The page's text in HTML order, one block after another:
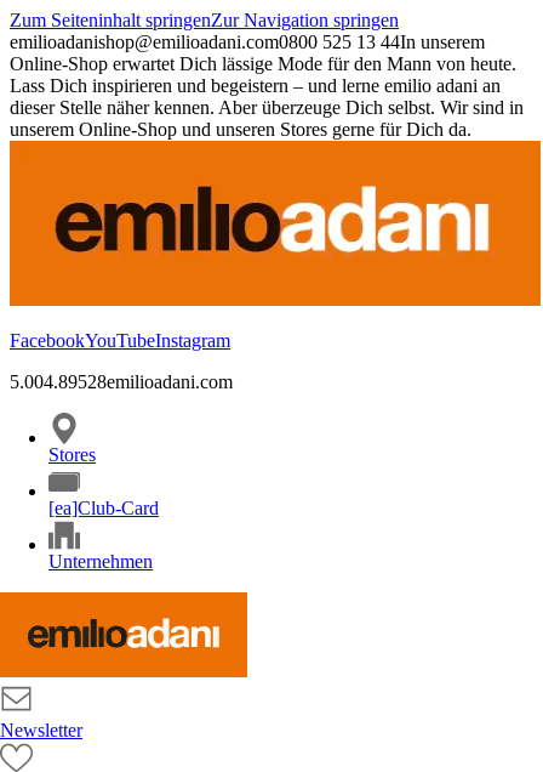
Zum Seiteninhalt springenZur Navigation springen
emilioadanishop@emilioadani.com0800 525 13 44In unserem
Online-Shop erwartet Dich lässige Mode für den Mann von heute.
Lass Dich inspirieren und begeistern – und lerne emilio adani an
dieser Stelle näher kennen. Aber überzeuge Dich selbst. Wir sind in
unserem Online-Shop und unseren Stores gerne für Dich da.
FacebookYouTubeInstagram
5.004.89528emilioadani.com
Stores
[ea]Club-Card
Unternehmen
Newsletter